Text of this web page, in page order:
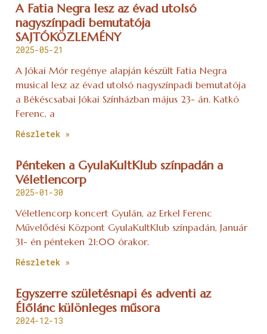
A Fatia Negra lesz az évad utolsó
nagyszínpadi bemutatója
SAJTÓKÖZLEMÉNY
2025-05-21
A Jókai Mór regénye alapján készült Fatia Negra
musical lesz az évad utolsó nagyszínpadi bemutatója
a Békéscsabai Jókai Színházban május 23- án. Katkó
Ferenc, a
Részletek »
Pénteken a GyulaKultKlub színpadán a
Véletlencorp
2025-01-30
Véletlencorp koncert Gyulán, az Erkel Ferenc
Művelődési Központ GyulaKultKlub színpadán, Január
31- én pénteken 21:00 órakor.
Részletek »
Egyszerre születésnapi és adventi az
Élőlánc különleges műsora
2024-12-13